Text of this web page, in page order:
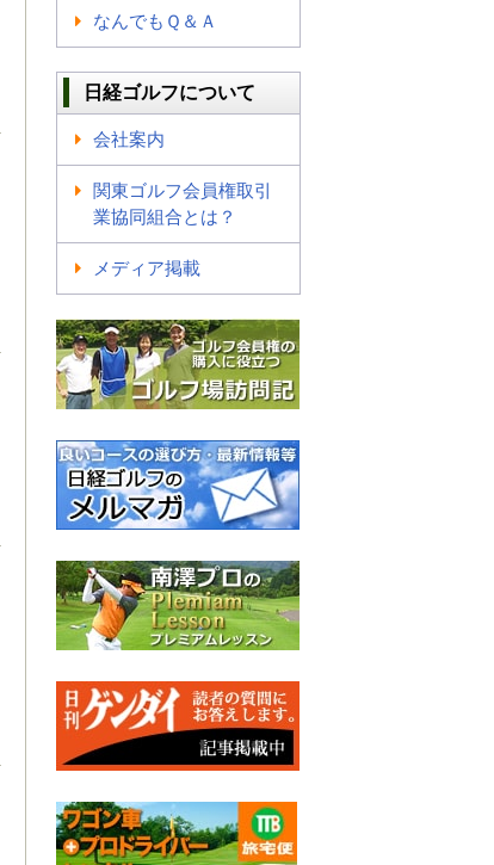
なんでもＱ＆Ａ
日経ゴルフについて
会社案内
関東ゴルフ会員権取引
業協同組合とは？
メディア掲載